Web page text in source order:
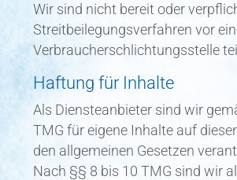
Wir sind nicht bereit oder
Streitbeilegungsverfahren vor
Verbraucherschlichtungsstelle
Haftung für Inhalte
Als Diensteanbieter sind wir
TMG für eigene Inhalte auf
den allgemeinen Gesetzen
Nach §§ 8 bis 10 TMG sind wir